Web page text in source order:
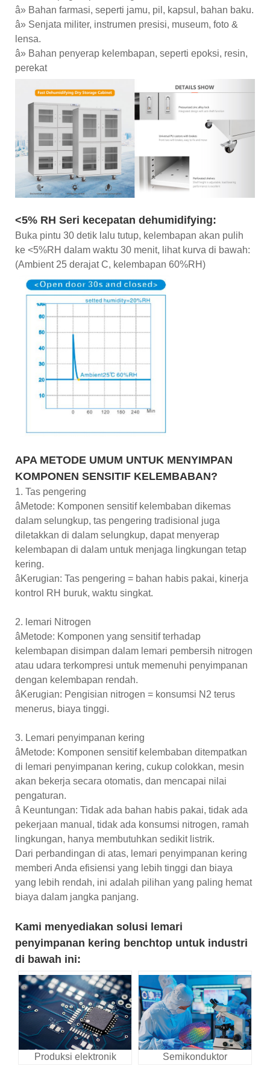
â» Bahan farmasi, seperti jamu, pil, kapsul, bahan baku.
â» Senjata militer, instrumen presisi, museum, foto &
lensa.
â» Bahan penyerap kelembapan, seperti epoksi, resin,
perekat
<5% RH Seri kecepatan dehumidifying:
Buka pintu 30 detik lalu tutup, kelembapan akan pulih
ke <5%RH dalam waktu 30 menit, lihat kurva di bawah:
(Ambient 25 derajat C, kelembapan 60%RH)
APA METODE UMUM UNTUK MENYIMPAN
KOMPONEN SENSITIF KELEMBABAN?
1. Tas pengering
âMetode: Komponen sensitif kelembaban dikemas
dalam selungkup, tas pengering tradisional juga
diletakkan di dalam selungkup, dapat menyerap
kelembapan di dalam untuk menjaga lingkungan tetap
kering.
âKerugian: Tas pengering = bahan habis pakai, kinerja
kontrol RH buruk, waktu singkat.
2. lemari Nitrogen
âMetode: Komponen yang sensitif terhadap
kelembapan disimpan dalam lemari pembersih nitrogen
atau udara terkompresi untuk memenuhi penyimpanan
dengan kelembapan rendah.
âKerugian: Pengisian nitrogen = konsumsi N2 terus
menerus, biaya tinggi.
3. Lemari penyimpanan kering
âMetode: Komponen sensitif kelembaban ditempatkan
di lemari penyimpanan kering, cukup colokkan, mesin
akan bekerja secara otomatis, dan mencapai nilai
pengaturan.
â Keuntungan: Tidak ada bahan habis pakai, tidak ada
pekerjaan manual, tidak ada konsumsi nitrogen, ramah
lingkungan, hanya membutuhkan sedikit listrik.
Dari perbandingan di atas, lemari penyimpanan kering
memberi Anda efisiensi yang lebih tinggi dan biaya
yang lebih rendah, ini adalah pilihan yang paling hemat
biaya dalam jangka panjang.
Kami menyediakan solusi lemari
penyimpanan kering benchtop untuk industri
di bawah ini:
Produksi elektronik Semikonduktor